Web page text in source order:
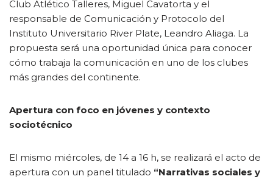
Club Atlético Talleres, Miguel Cavatorta y el
responsable de Comunicación y Protocolo del
Instituto Universitario River Plate, Leandro Aliaga. La
propuesta será una oportunidad única para conocer
cómo trabaja la comunicación en uno de los clubes
más grandes del continente.
Apertura con foco en jóvenes y contexto
sociotécnico
El mismo miércoles, de 14 a 16 h, se realizará el acto de
apertura con un panel titulado “Narrativas sociales y